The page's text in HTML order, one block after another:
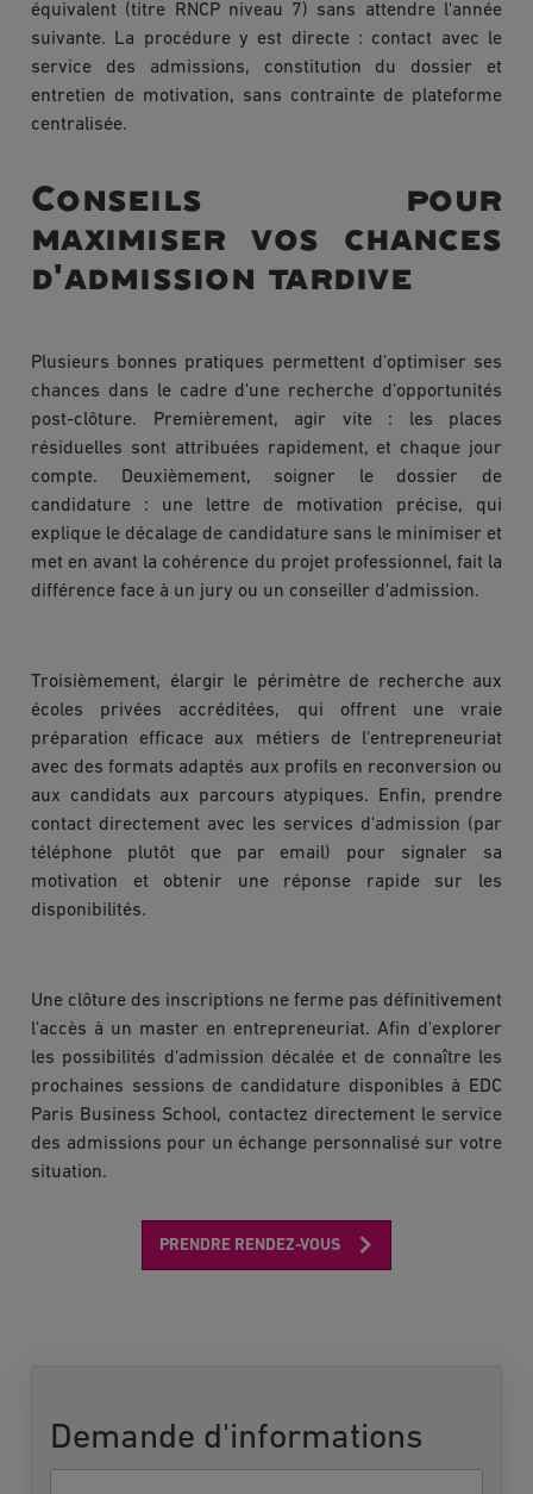
équivalent (titre RNCP niveau 7) sans attendre l'année
suivante. La procédure y est directe : contact avec le
service des admissions, constitution du dossier et
entretien de motivation, sans contrainte de plateforme
centralisée.
Conseils pour
maximiser vos chances
d'admission tardive
Plusieurs bonnes pratiques permettent d'optimiser ses
chances dans le cadre d'une recherche d'opportunités
post-clôture. Premièrement, agir vite : les places
résiduelles sont attribuées rapidement, et chaque jour
compte. Deuxièmement, soigner le dossier de
candidature : une lettre de motivation précise, qui
explique le décalage de candidature sans le minimiser et
met en avant la cohérence du projet professionnel, fait la
différence face à un jury ou un conseiller d'admission.
Troisièmement, élargir le périmètre de recherche aux
écoles privées accréditées, qui offrent une vraie
préparation efficace aux métiers de l'entrepreneuriat
avec des formats adaptés aux profils en reconversion ou
aux candidats aux parcours atypiques. Enfin, prendre
contact directement avec les services d'admission (par
téléphone plutôt que par email) pour signaler sa
motivation et obtenir une réponse rapide sur les
disponibilités.
Une clôture des inscriptions ne ferme pas définitivement
l'accès à un master en entrepreneuriat. Afin d'explorer
les possibilités d'admission décalée et de connaître les
prochaines sessions de candidature disponibles à EDC
Paris Business School, contactez directement le service
des admissions pour un échange personnalisé sur votre
situation.
PRENDRE RENDEZ-VOUS
Demande d'informations